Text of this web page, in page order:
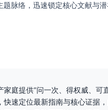
脉络，迅速锁定核心文献与潜
庭提供“问一次、得权威、
快速定位最新指南与核心证据